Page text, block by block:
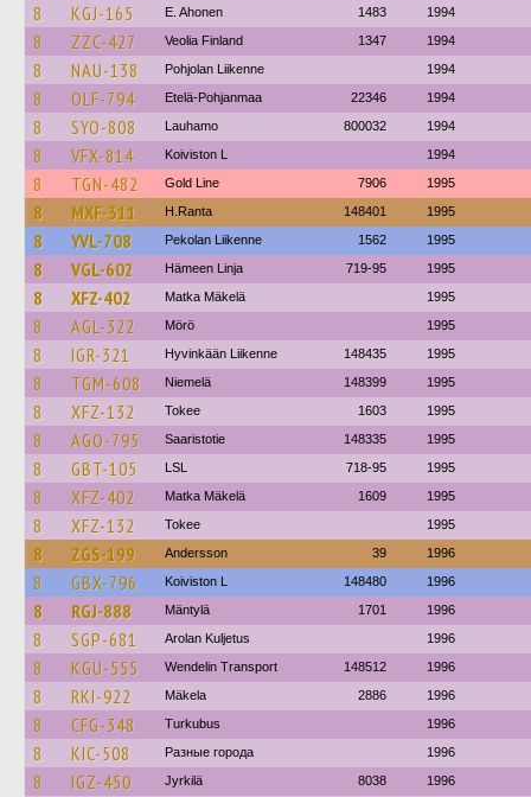
8 KGJ-165 E. Ahonen 1483 1994
8 ZZC-427 Veolia Finland 1347 1994
8 NAU-138 Pohjolan Liikenne 1994
8 OLF-794 Etelä-Pohjanmaa 22346 1994
8 SYO-808 Lauhamo 800032 1994
8 VFX-814 Koiviston L 1994
8 TGN-482 Gold Line 7906 1995
8 MXF-311 H.Ranta 148401 1995
8 YVL-708 Pekolan Liikenne 1562 1995
8 VGL-602 Hämeen Linja 719-95 1995
8 XFZ-402 Matka Mäkelä 1995
8 AGL-322 Mörö 1995
8 IGR-321 Hyvinkään Liikenne 148435 1995
8 TGM-608 Niemelä 148399 1995
8 XFZ-132 Tokee 1603 1995
8 AGO-795 Saaristotie 148335 1995
8 GBT-105 LSL 718-95 1995
8 XFZ-402 Matka Mäkelä 1609 1995
8 XFZ-132 Tokee 1995
8 ZGS-199 Andersson 39 1996
8 GBX-796 Koiviston L 148480 1996
8 RGJ-888 Mäntylä 1701 1996
8 SGP-681 Arolan Kuljetus 1996
8 KGU-555 Wendelin Transport 148512 1996
8 RKI-922 Mäkela 2886 1996
8 CFG-348 Turkubus 1996
8 KIC-508 Разные города 1996
8 IGZ-450 Jyrkilä 8038 1996